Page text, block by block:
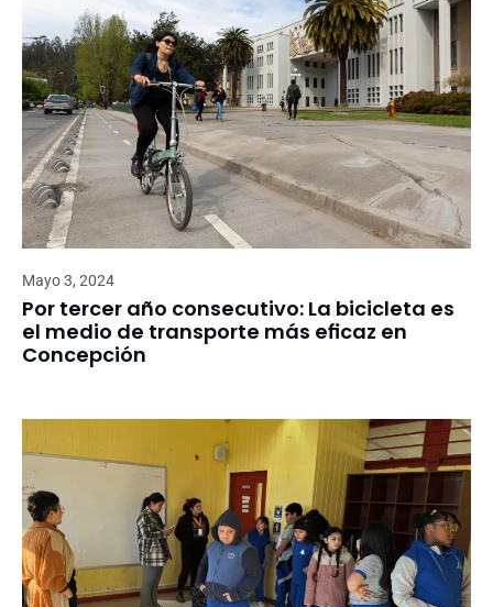
Mayo 3, 2024
Por tercer año consecutivo: La bicicleta es
el medio de transporte más eficaz en
Concepción